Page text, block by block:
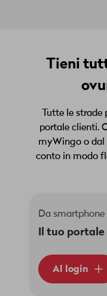
Tieni
Tutte le
portale clienti.
myWingo o dal
conto in modo
Da
Il tuo
Al login